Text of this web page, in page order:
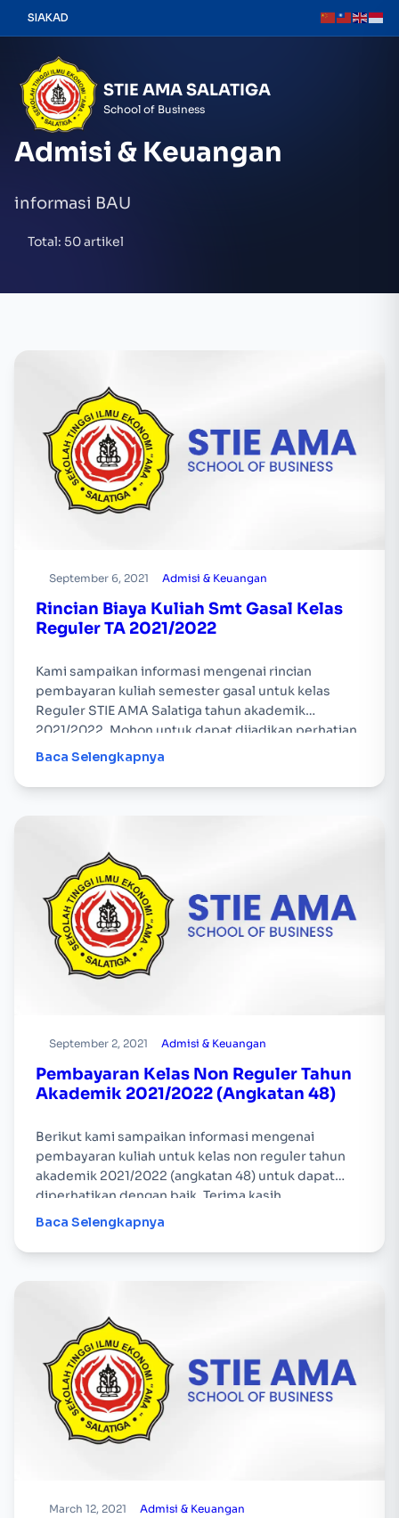
SIAKAD
STIE AMA SALATIGA
School of Business
Admisi & Keuangan
informasi BAU
Total: 50 artikel
September 6, 2021 Admisi & Keuangan
Rincian Biaya Kuliah Smt Gasal Kelas
Reguler TA 2021/2022
Kami sampaikan informasi mengenai rincian
pembayaran kuliah semester gasal untuk kelas
Reguler STIE AMA Salatiga tahun akademik
2021/2022. Mohon untuk dapat dijadikan perhatian,
terima kasih.
Baca Selengkapnya
September 2, 2021 Admisi & Keuangan
Pembayaran Kelas Non Reguler Tahun
Akademik 2021/2022 (Angkatan 48)
Berikut kami sampaikan informasi mengenai
pembayaran kuliah untuk kelas non reguler tahun
akademik 2021/2022 (angkatan 48) untuk dapat
diperhatikan dengan baik. Terima kasih
Baca Selengkapnya
March 12, 2021 Admisi & Keuangan